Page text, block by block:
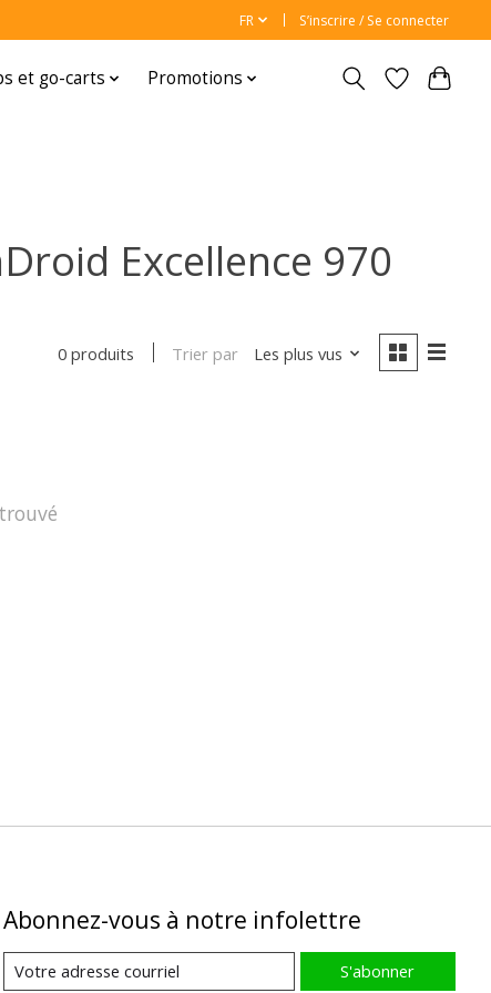
FR S’inscrire / Se connecter
et go-carts Promotions
Excellence 970
0 produits Trier par Les plus vus
Abonnez-vous à notre infolettre
S'abonner